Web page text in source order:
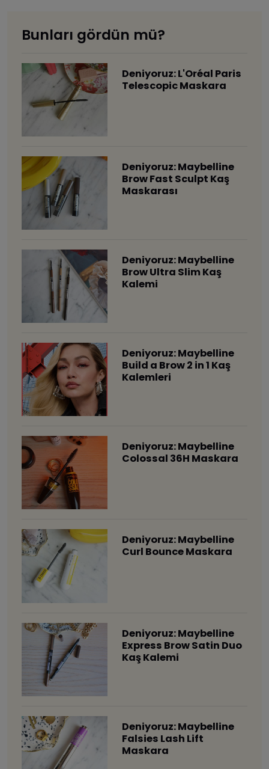
Bunları gördün mü?
Deniyoruz: L'Oréal Paris
Telescopic Maskara
Deniyoruz: Maybelline
Brow Fast Sculpt Kaş
Maskarası
Deniyoruz: Maybelline
Brow Ultra Slim Kaş
Kalemi
Deniyoruz: Maybelline
Build a Brow 2 in 1 Kaş
Kalemleri
Deniyoruz: Maybelline
Colossal 36H Maskara
Deniyoruz: Maybelline
Curl Bounce Maskara
Deniyoruz: Maybelline
Express Brow Satin Duo
Kaş Kalemi
Deniyoruz: Maybelline
Falsies Lash Lift
Maskara